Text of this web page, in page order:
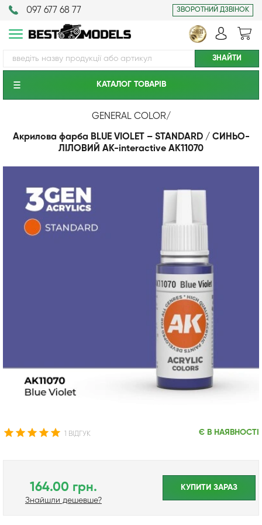
097 677 68 77 ЗВОРОТНИЙ ДЗВІНОК
КАТАЛОГ ТОВАРIВ
GENERAL COLOR/
Акрилова фарба BLUE VIOLET – STANDARD / СИНЬО-
ЛІЛОВИЙ AK-interactive AK11070
1 ВІДГУК Є В НАЯВНОСТІ
164.00 грн.
Знайшли дешевше?
КУПИТИ ЗАРАЗ